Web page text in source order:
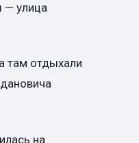
— улица
там отдыхали
на